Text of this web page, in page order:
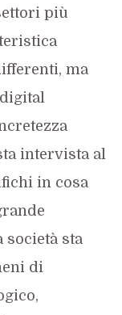
più
ma
intervista al
in cosa
società sta
di